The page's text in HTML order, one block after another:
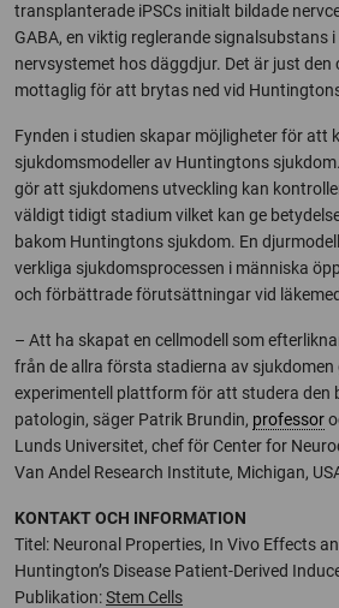
transplanterade iPSCs initialt bildade
GABA, en viktig reglerande signalsubstans
nervsystemet hos däggdjur. Det är just den
mottaglig för att brytas ned vid
Fynden i studien skapar möjligheter för att
sjukdomsmodeller av Huntingtons
gör att sjukdomens utveckling kan
väldigt tidigt stadium vilket kan ge
bakom Huntingtons sjukdom. En
verkliga sjukdomsprocessen i människa
och förbättrade förutsättningar vid
– Att ha skapat en cellmodell som
från de allra första stadierna av sjukdomen
experimentell plattform för att studera den
patologin, säger Patrik Brundin, professor
Lunds Universitet, chef för Center for
Van Andel Research Institute, Michigan,
KONTAKT OCH INFORMATION
Titel: Neuronal Properties, In Vivo Effects
Huntington’s Disease Patient-Derived
Publikation:Stem Cells